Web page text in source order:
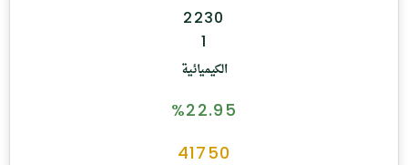
الكيميائية
%22.95
41750
2230
1